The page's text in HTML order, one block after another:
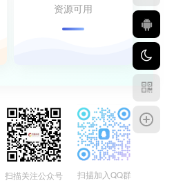
资源可用
扫描关注公众号 扫描加入QQ群